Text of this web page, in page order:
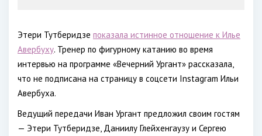
Этери Тутберидзе показала истинное отношение к Илье
Авербуху. Тренер по фигурному катанию во время
интервью на программе «Вечерний Ургант» рассказала,
что не подписана на страницу в соцсети Instagram Ильи
Авербуха.
Ведущий передачи Иван Ургант предложил своим гостям
— Этери Тутберидзе, Даниилу Глейхенгаузу и Сергею